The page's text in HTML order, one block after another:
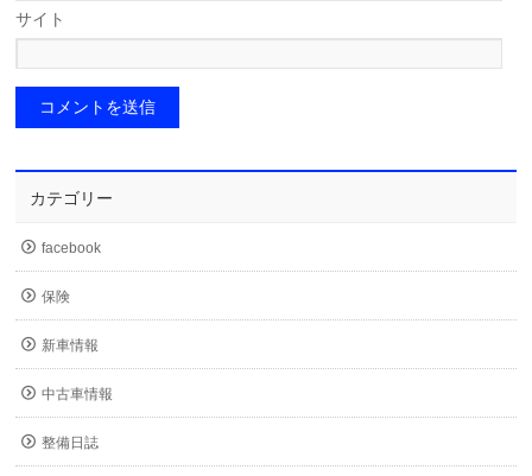
サイト
カテゴリー
facebook
保険
新車情報
中古車情報
整備日誌